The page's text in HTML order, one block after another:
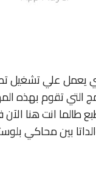
يعمل علي تشغيل
التي تقوم بهذه
طالما انت هنا
محاكي بلوستاكس